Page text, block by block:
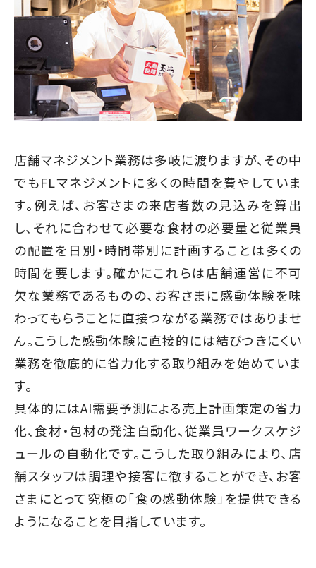
店舗マネジメント業務は多岐に渡りますが、その中
でもFLマネジメントに多くの時間を費やしていま
す。例えば、お客さまの来店者数の見込みを算出
し、それに合わせて必要な食材の必要量と従業員
の配置を日別・時間帯別に計画することは多くの
時間を要します。確かにこれらは店舗運営に不可
欠な業務であるものの、お客さまに感動体験を味
わってもらうことに直接つながる業務ではありませ
ん。こうした感動体験に直接的には結びつきにくい
業務を徹底的に省力化する取り組みを始めていま
す。
具体的にはAI需要予測による売上計画策定の省力
化、食材・包材の発注自動化、従業員ワークスケジ
ュールの自動化です。こうした取り組みにより、店
舗スタッフは調理や接客に徹することができ、お客
さまにとって究極の「食の感動体験」を提供できる
ようになることを目指しています。